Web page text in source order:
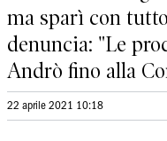
ma sparì con
denuncia: "Le
Andrò fino alla
22 aprile 2021 10:18